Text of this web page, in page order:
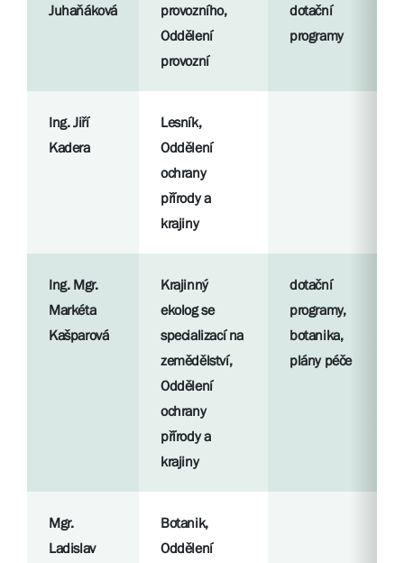
Juhaňáková
provozního,
Oddělení
provozní
dotační
programy
Ing. Jiří
Kadera
Lesník,
Oddělení
ochrany
přírody a
krajiny
Ing. Mgr.
Markéta
Kašparová
Krajinný
ekolog se
specializací na
zemědělství,
Oddělení
ochrany
přírody a
krajiny
dotační
programy,
botanika,
plány péče
Mgr.
Ladislav
Botanik,
Oddělení